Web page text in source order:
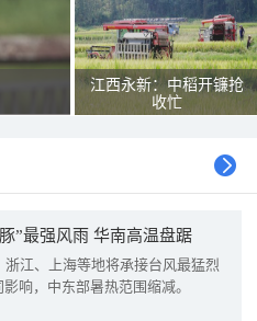
江西永新：中稻开镰抢
收忙
”最强风雨 华南高温盘踞
江、上海等地将承接台风最猛烈
响，中东部暑热范围缩减。